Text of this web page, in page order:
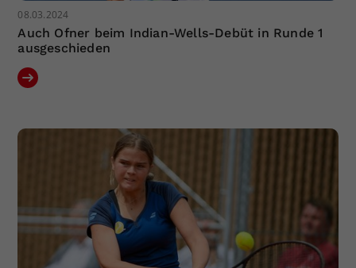
08.03.2024
Auch Ofner beim Indian-Wells-Debüt in Runde 1
ausgeschieden